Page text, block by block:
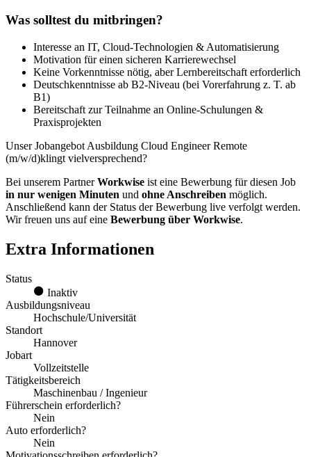
Was solltest du mitbringen?
Interesse an IT, Cloud-Technologien & Automatisierung
Motivation für einen sicheren Karrierewechsel
Keine Vorkenntnisse nötig, aber Lernbereitschaft erforderlich
Deutschkenntnisse ab B2-Niveau (bei Vorerfahrung z. T. ab
B1)
Bereitschaft zur Teilnahme an Online-Schulungen &
Praxisprojekten
Unser Jobangebot Ausbildung Cloud Engineer Remote
(m/w/d)klingt vielversprechend?
Bei unserem PartnerWorkwise ist eine Bewerbung für diesen Job
in nur wenigen Minuten und ohne Anschreiben möglich.
Anschließend kann der Status der Bewerbung live verfolgt werden.
Wir freuen uns auf eine Bewerbung über Workwise.
Extra Informationen
Status
Inaktiv
Ausbildungsniveau
Hochschule/Universität
Standort
Hannover
Jobart
Vollzeitstelle
Tätigkeitsbereich
Maschinenbau / Ingenieur
Führerschein erforderlich?
Nein
Auto erforderlich?
Nein